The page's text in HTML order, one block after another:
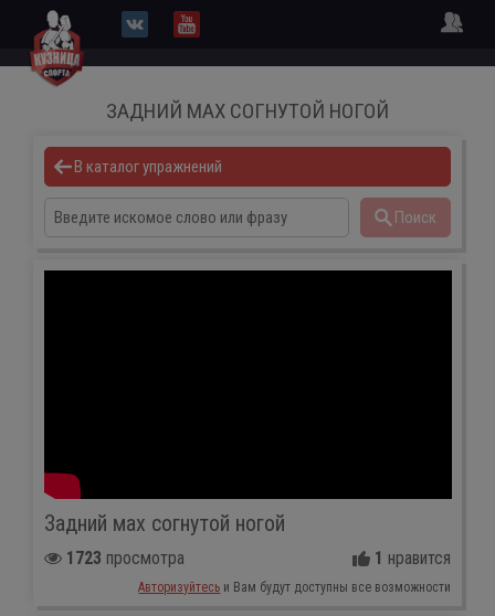
ЗАДНИЙ МАХ СОГНУТОЙ НОГОЙ
В каталог упражнений
Поиск
Задний мах согнутой ногой
1723 просмотра 1 нравится
Авторизуйтесь и Вам будут доступны все возможности